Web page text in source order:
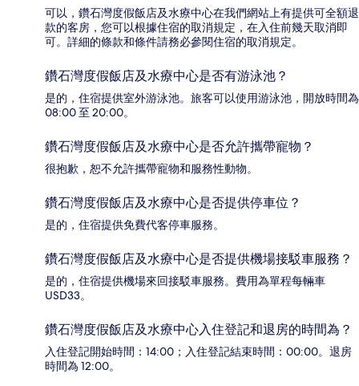
可以，鑽石灣度假飯店及水療中心在我們網站上有提供可全額退
款的客房，您可以根據住宿的取消規定，在入住前幾天取消即
可。詳細的條款和條件請務必參閱住宿的取消規定。
鑽石灣度假飯店及水療中心是否有游泳池？
是的，住宿提供室外游泳池。旅客可以使用游泳池，開放時間為
08:00 至 20:00。
鑽石灣度假飯店及水療中心是否允許攜帶寵物？
很抱歉，恕不允許攜帶寵物和服務性動物。
鑽石灣度假飯店及水療中心是否提供停車位？
是的，住宿提供免費代客停車服務。
鑽石灣度假飯店及水療中心是否提供機場接駁車服務？
是的，住宿提供機場來回接駁車服務。費用為單程每輛車
USD33。
鑽石灣度假飯店及水療中心入住登記和退房的時間為？
入住登記開始時間：14:00；入住登記結束時間：00:00。退房
時間為 12:00。